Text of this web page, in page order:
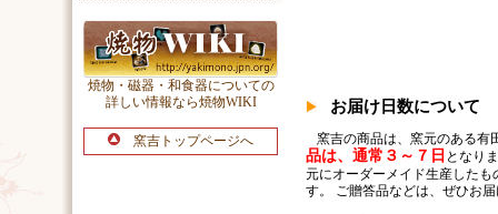
焼物・磁器・和食器についての
詳しい情報なら焼物WIKI
窯吉トップページへ
お届け日数について
窯吉の商品は、窯元のある有
品は、通常３～７日 となり
元にオーダーメイド生産した
す。 ご贈答品などは、ぜひお